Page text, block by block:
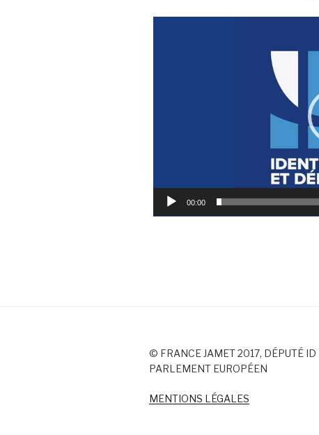
00:00
© FRANCE JAMET 2017, DÉPUTÉ ID
PARLEMENT EUROPÉEN
MENTIONS LÉGALES